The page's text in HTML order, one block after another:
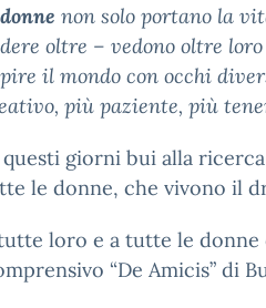
donne non solo portano la
oltre – vedono oltre
il mondo con occhi
più paziente, più
giorni bui alla
le donne, che vivono il
loro e a tutte le donne
“De Amicis” di